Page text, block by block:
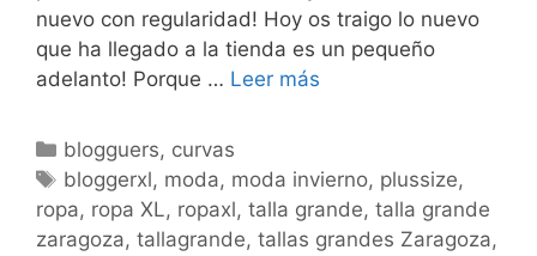
nuevo con regularidad! Hoy os traigo lo nuevo
que ha llegado a la tienda es un pequeño
adelanto! Porque … Leer más
normalidad
Categorías
blogguers, curvas
Etiquetas
bloggerxl, moda, moda invierno, plussize,
ropa, ropa XL, ropaxl, talla grande, talla grande
zaragoza, tallagrande, tallas grandes Zaragoza,